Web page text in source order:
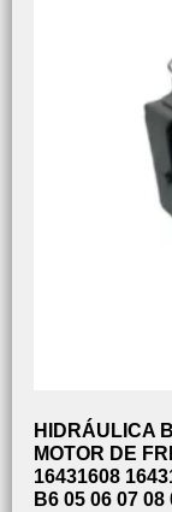
HIDRÁULICA
MOTOR DE
16431608
B6 05 06 07 08